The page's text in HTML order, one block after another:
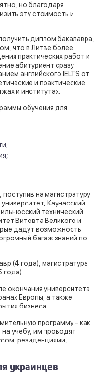
но благодаря
эту стоимость и
диплом бакалавра,
что в Литве более
практических работ и
абитуриент сразу
английского IELTS от
и практические
и институтах.
обучения для
на магистратуру
Каунасский
технический
Витовта Великого и
дадут возможность
багаж знаний по
(4 года), магистратура
года)
окончания университета
Европы, а также
бизнеса.
программу – как
учебу, им проводят
резиденциями,
украинцев